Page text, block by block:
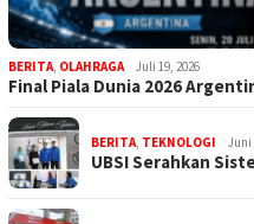
BERITA, OLAHRAGA Juli 19, 2026
Final Piala Dunia 2026
BERITA, TEKNOLOGI Juni
UBSI Serahkan